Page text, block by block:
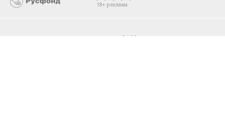
18+ реклама
Android